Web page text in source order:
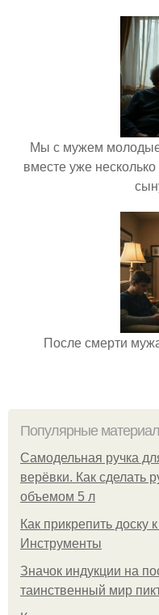
Мы с мужем
вместе уже
После смерти
Популярные
Самодельная ручка
верёвки. Как сделать
объемом 5 л
Как прикрепить доску
Инструменты
Значок индукции на
таинственный мир